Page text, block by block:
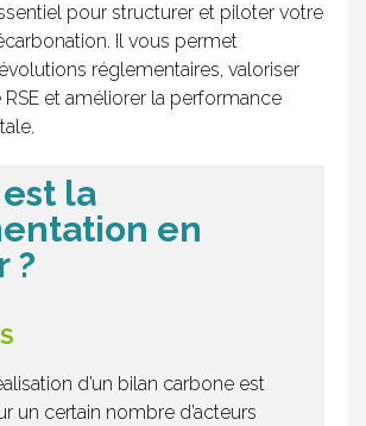
pour structurer et piloter votre
Il vous permet
réglementaires, valoriser
et améliorer la performance
la
en
?
d’un bilan carbone est
un certain nombre d’acteurs